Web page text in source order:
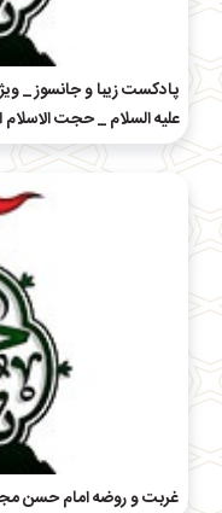
پادکست زیبا و جانسوز _
علیه السلام _ حجت الاسلام
غربت و روضه امام حسن